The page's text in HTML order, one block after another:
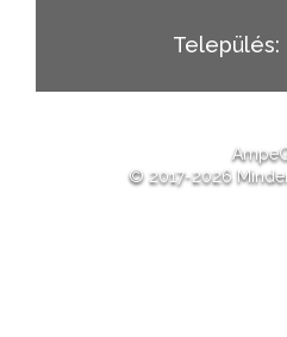
Település:
© 2017-2026